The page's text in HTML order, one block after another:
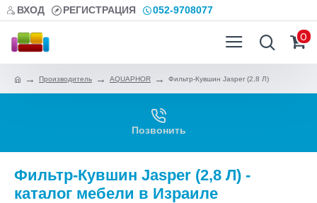
ВХОД РЕГИСТРАЦИЯ 052-9708077
0
Производитель AQUAPHOR Фильтр-Кувшин Jasper (2,8 Л)
Позвонить
Фильтр-Кувшин Jasper (2,8 Л) -
каталог мебели в Израиле